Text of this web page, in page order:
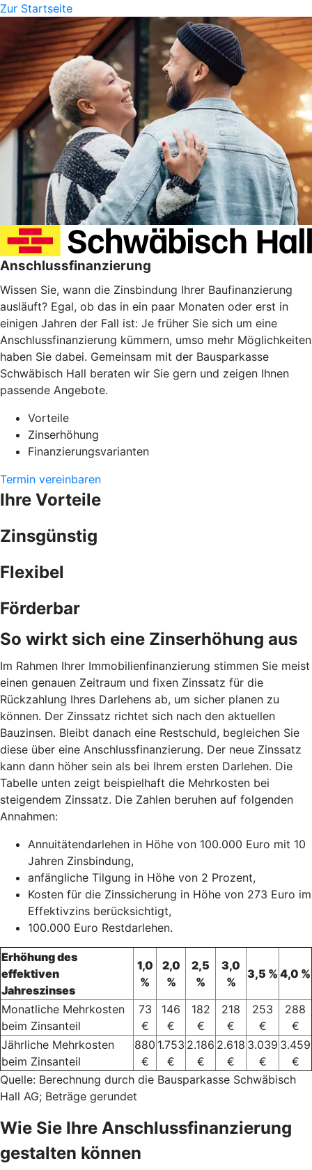
Zur Startseite
Anschlussfinanzierung
Wissen Sie, wann die Zinsbindung Ihrer Baufinanzierung
ausläuft? Egal, ob das in ein paar Monaten oder erst in
einigen Jahren der Fall ist: Je früher Sie sich um eine
Anschlussfinanzierung kümmern, umso mehr Möglichkeiten
haben Sie dabei. Gemeinsam mit der Bausparkasse
Schwäbisch Hall beraten wir Sie gern und zeigen Ihnen
passende Angebote.
Vorteile
Zinserhöhung
Finanzierungsvarianten
Termin vereinbaren
Ihre Vorteile
Zinsgünstig
Flexibel
Förderbar
So wirkt sich eine Zinserhöhung aus
Im Rahmen Ihrer Immobilienfinanzierung stimmen Sie meist
einen genauen Zeitraum und fixen Zinssatz für die
Rückzahlung Ihres Darlehens ab, um sicher planen zu
können. Der Zinssatz richtet sich nach den aktuellen
Bauzinsen. Bleibt danach eine Restschuld, begleichen Sie
diese über eine Anschlussfinanzierung. Der neue Zinssatz
kann dann höher sein als bei Ihrem ersten Darlehen. Die
Tabelle unten zeigt beispielhaft die Mehrkosten bei
steigendem Zinssatz. Die Zahlen beruhen auf folgenden
Annahmen:
Annuitätendarlehen in Höhe von 100.000 Euro mit 10
Jahren Zinsbindung,
anfängliche Tilgung in Höhe von 2 Prozent,
Kosten für die Zinssicherung in Höhe von 273 Euro im
Effektivzins berücksichtigt,
100.000 Euro Restdarlehen.
Erhöhung des
effektiven
Jahreszinses
1,0
%
2,0
%
2,5
%
3,0
%
3,5 % 4,0 %
Monatliche Mehrkosten
beim Zinsanteil
73
€
146
€
182
€
218
€
253
€
288
€
Jährliche Mehrkosten
beim Zinsanteil
880
€
1.753
€
2.186
€
2.618
€
3.039
€
3.459
€
Quelle: Berechnung durch die Bausparkasse Schwäbisch
Hall AG; Beträge gerundet
Wie Sie Ihre Anschlussfinanzierung
gestalten können